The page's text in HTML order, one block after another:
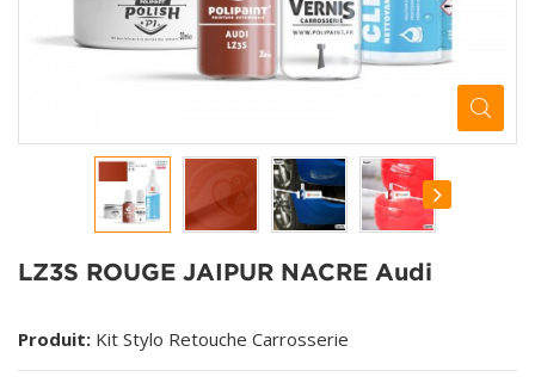
LZ3S ROUGE JAIPUR NACRE Audi
Produit: Kit Stylo Retouche Carrosserie